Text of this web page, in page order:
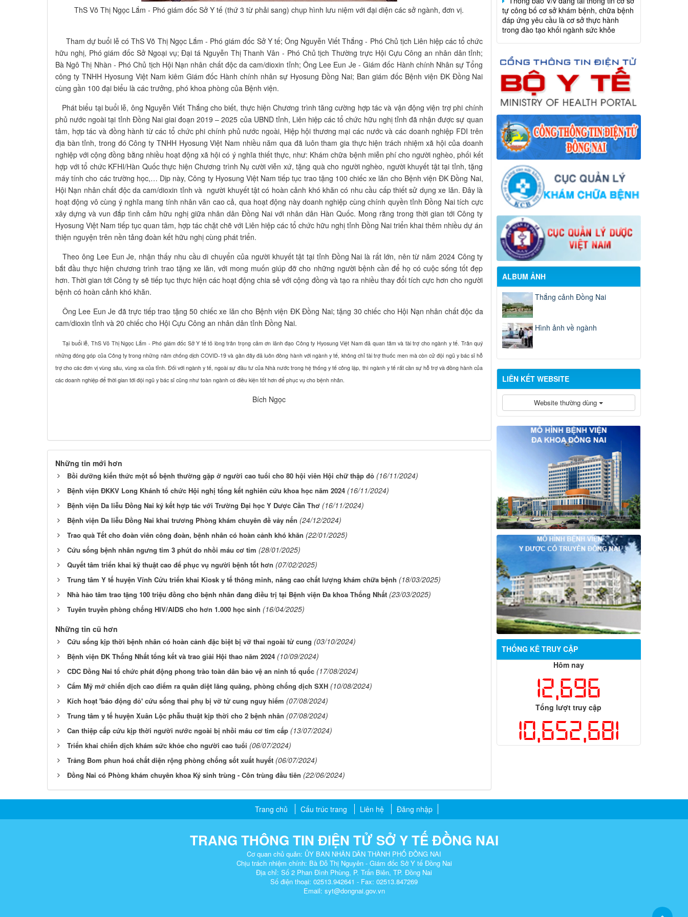
ThS Võ Thị Ngọc Lắm - Phó giám đốc Sở Y tế (thứ 3 từ phải sang) chụp hình lưu niệm với đại diện các sở ngành, đơn vị.
Tham dự buổi lễ có ThS Võ Thị Ngọc Lắm - Phó giám đốc Sở Y tế; Ông Nguyễn Viết Thắng - Phó Chủ tịch Liên hiệp các tổ chức
hữu nghị, Phó giám đốc Sở Ngoại vụ; Đại tá Nguyễn Thị Thanh Vân - Phó Chủ tịch Thường trực Hội Cựu Công an nhân dân tỉnh;
Bà Ngô Thị Nhàn - Phó Chủ tịch Hội Nạn nhân chất độc da cam/dioxin tỉnh; Ông Lee Eun Je - Giám đốc Hành chính Nhân sự Tổng
công ty TNHH Hyosung Việt Nam kiêm Giám đốc Hành chính nhân sự Hyosung Đồng Nai; Ban giám đốc Bệnh viện ĐK Đồng Nai
cùng gần 100 đại biểu là các trưởng, phó khoa phòng của Bệnh viện.
Phát biểu tại buổi lễ, ông Nguyễn Viết Thắng cho biết, thực hiện Chương trình tăng cường hợp tác và vận động viện trợ phi chính
phủ nước ngoài tại tỉnh Đồng Nai giai đoạn 2019 – 2025 của UBND tỉnh, Liên hiệp các tổ chức hữu nghị tỉnh đã nhận được sự quan
tâm, hợp tác và đồng hành từ các tổ chức phi chính phủ nước ngoài, Hiệp hội thương mại các nước và các doanh nghiệp FDI trên
địa bàn tỉnh, trong đó Công ty TNHH Hyosung Việt Nam nhiều năm qua đã luôn tham gia thực hiện trách nhiệm xã hội của doanh
nghiệp với cộng đồng bằng nhiều hoạt động xã hội có ý nghĩa thiết thực, như: Khám chữa bệnh miễn phí cho người nghèo, phối kết
hợp với tổ chức KFHI/Hàn Quốc thực hiện Chương trình Nụ cười viễn xứ, tặng quà cho người nghèo, người khuyết tật tại tỉnh, tặng
máy tính cho các trường học,… Dịp này, Công ty Hyosung Việt Nam tiếp tục trao tặng 100 chiếc xe lăn cho Bệnh viện ĐK Đồng Nai,
Hội Nạn nhân chất độc da cam/dioxin tỉnh và người khuyết tật có hoàn cảnh khó khăn có nhu cầu cấp thiết sử dụng xe lăn. Đây là
hoạt động vô cùng ý nghĩa mang tính nhân văn cao cả, qua hoạt động này doanh nghiệp cùng chính quyền tỉnh Đồng Nai tích cực
xây dựng và vun đắp tình cảm hữu nghị giữa nhân dân Đồng Nai với nhân dân Hàn Quốc. Mong rằng trong thời gian tới Công ty
Hyosung Việt Nam tiếp tục quan tâm, hợp tác chặt chẽ với Liên hiệp các tổ chức hữu nghị tỉnh Đồng Nai triển khai thêm nhiều dự án
thiện nguyện trên nền tảng đoàn kết hữu nghị cùng phát triển.
Theo ông Lee Eun Je, nhận thấy nhu cầu di chuyển của người khuyết tật tại tỉnh Đồng Nai là rất lớn, nên từ năm 2024 Công ty
bắt đầu thực hiện chương trình trao tặng xe lăn, với mong muốn giúp đỡ cho những người bệnh cần để họ có cuộc sống tốt đẹp
hơn. Thời gian tới Công ty sẽ tiếp tục thực hiện các hoạt động chia sẻ với cộng đồng và tạo ra nhiều thay đổi tích cực hơn cho người
bệnh có hoàn cảnh khó khăn.
Ông Lee Eun Je đã trực tiếp trao tặng 50 chiếc xe lăn cho Bệnh viện ĐK Đồng Nai; tặng 30 chiếc cho Hội Nạn nhân chất độc da
cam/dioxin tỉnh và 20 chiếc cho Hội Cựu Công an nhân dân tỉnh Đồng Nai.
Tại buổi lễ, ThS Võ Thị Ngọc Lắm - Phó giám đốc Sở Y tế tỏ lòng trân trọng cảm ơn lãnh đạo Công ty Hyosung Việt Nam đã quan tâm và tài trợ cho ngành y tế. Trân quý
những đóng góp của Công ty trong những năm chống dịch COVID-19 và gần đây đã luôn đồng hành với ngành y tế, không chỉ tài trợ thuốc men mà còn cử đội ngũ y bác sĩ hỗ
trợ cho các đơn vị vùng sâu, vùng xa của tỉnh. Đối với ngành y tế, ngoài sự đầu tư của Nhà nước trong hệ thống y tế công lập, thì ngành y tế rất cần sự hỗ trợ và đồng hành của
các doanh nghiệp để thời gian tới đội ngũ y bác sĩ cũng như toàn ngành có điều kiện tốt hơn để phục vụ cho bệnh nhân.
Bích Ngọc
Những tin mới hơn
Bồi dưỡng kiến thức một số bệnh thường gặp ở người cao tuổi cho 80 hội viên Hội chữ thập đỏ (16/11/2024)
Bệnh viện ĐKKV Long Khánh tổ chức Hội nghị tổng kết nghiên cứu khoa học năm 2024 (16/11/2024)
Bệnh viện Da liễu Đồng Nai ký kết hợp tác với Trường Đại học Y Dược Cần Thơ (16/11/2024)
Bệnh viện Da liễu Đồng Nai khai trương Phòng khám chuyên đề vảy nến (24/12/2024)
Trao quà Tết cho đoàn viên công đoàn, bệnh nhân có hoàn cảnh khó khăn (22/01/2025)
Cứu sống bệnh nhân ngưng tim 3 phút do nhồi máu cơ tim (28/01/2025)
Quyết tâm triển khai kỹ thuật cao để phục vụ người bệnh tốt hơn (07/02/2025)
Trung tâm Y tế huyện Vĩnh Cửu triển khai Kiosk y tế thông minh, nâng cao chất lượng khám chữa bệnh (18/03/2025)
Nhà hảo tâm trao tặng 100 triệu đồng cho bệnh nhân đang điều trị tại Bệnh viện Đa khoa Thống Nhất (23/03/2025)
Tuyên truyền phòng chống HIV/AIDS cho hơn 1.000 học sinh (16/04/2025)
Những tin cũ hơn
Cứu sống kịp thời bệnh nhân có hoàn cảnh đặc biệt bị vỡ thai ngoài tử cung (03/10/2024)
Bệnh viện ĐK Thống Nhất tổng kết và trao giải Hội thao năm 2024 (10/09/2024)
CDC Đồng Nai tổ chức phát động phong trào toàn dân bảo vệ an ninh tổ quốc (17/08/2024)
Cẩm Mỹ mở chiến dịch cao điểm ra quân diệt lăng quăng, phòng chống dịch SXH (10/08/2024)
Kích hoạt 'báo động đỏ' cứu sống thai phụ bị vỡ tử cung nguy hiểm (07/08/2024)
Trung tâm y tế huyện Xuân Lộc phẫu thuật kịp thời cho 2 bệnh nhân (07/08/2024)
Can thiệp cấp cứu kịp thời người nước ngoài bị nhồi máu cơ tim cấp (13/07/2024)
Triển khai chiến dịch khám sức khỏe cho người cao tuổi (06/07/2024)
Trảng Bom phun hoá chất diện rộng phòng chống sốt xuất huyết (06/07/2024)
Đồng Nai có Phòng khám chuyên khoa Ký sinh trùng - Côn trùng đầu tiên (22/06/2024)
trong đào tạo khối ngành sức khỏe
Thông báo V/v đăng tải thông tin cơ sở
tự công bố cơ sở khám bệnh, chữa bệnh
trong đào tạo khối ngành sức khỏe
ALBUM ẢNH
Thắng cảnh Đồng Nai
Hình ảnh về ngành
LIÊN KẾT WEBSITE
Website thường dùng
THỐNG KÊ TRUY CẬP
Hôm nay
12,696
Tổng lượt truy cập
10,652,681
Trang chủ Cấu trúc trang Liên hệ Đăng nhập
TRANG THÔNG TIN ĐIỆN TỬ SỞ Y TẾ ĐỒNG NAI
Cơ quan chủ quản: ỦY BAN NHÂN DÂN THÀNH PHỐ ĐỒNG NAI
Chịu trách nhiệm chính: Bà Đỗ Thị Nguyên - Giám đốc Sở Y tế Đồng Nai
Địa chỉ: Số 2 Phan Đình Phùng, P. Trấn Biên, TP. Đồng Nai​
Số điện thoại: 02513.942641 - Fax: 02513.847269
Email: syt@dongnai.gov.vn